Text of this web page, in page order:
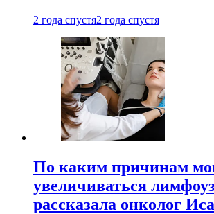
2 года спустя2 года спустя
По каким причинам
увеличиваться
рассказала онколог